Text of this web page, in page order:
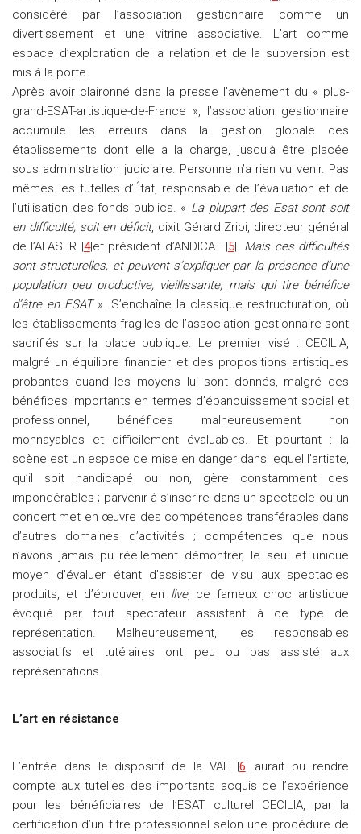
considéré par l’association gestionnaire comme un
divertissement et une vitrine associative. L’art comme
espace d’exploration de la relation et de la subversion est
mis à la porte.
Après avoir claironné dans la presse l’avènement du « plus-
grand-ESAT-artistique-de-France », l’association gestionnaire
accumule les erreurs dans la gestion globale des
établissements dont elle a la charge, jusqu’à être placée
sous administration judiciaire. Personne n’a rien vu venir. Pas
mêmes les tutelles d’État, responsable de l’évaluation et de
l’utilisation des fonds publics. « La plupart des Esat sont soit
en difficulté, soit en déficit, dixit Gérard Zribi, directeur général
de l’AFASER |4|et président d’ANDICAT |5|. Mais ces difficultés
sont structurelles, et peuvent s’expliquer par la présence d’une
population peu productive, vieillissante, mais qui tire bénéfice
d’être en ESAT». S’enchaîne la classique restructuration, où
les établissements fragiles de l’association gestionnaire sont
sacrifiés sur la place publique. Le premier visé : CECILIA,
malgré un équilibre financier et des propositions artistiques
probantes quand les moyens lui sont donnés, malgré des
bénéfices importants en termes d’épanouissement social et
professionnel, bénéfices malheureusement non
monnayables et difficilement évaluables. Et pourtant : la
scène est un espace de mise en danger dans lequel l’artiste,
qu’il soit handicapé ou non, gère constamment des
impondérables ; parvenir à s’inscrire dans un spectacle ou un
concert met en œuvre des compétences transférables dans
d’autres domaines d’activités ; compétences que nous
n’avons jamais pu réellement démontrer, le seul et unique
moyen d’évaluer étant d’assister de visu aux spectacles
produits, et d’éprouver, en live, ce fameux choc artistique
évoqué par tout spectateur assistant à ce type de
représentation. Malheureusement, les responsables
associatifs et tutélaires ont peu ou pas assisté aux
représentations.
L’art en résistance
L’entrée dans le dispositif de la VAE |6| aurait pu rendre
compte aux tutelles des importants acquis de l’expérience
pour les bénéficiaires de l’ESAT culturel CECILIA, par la
certification d’un titre professionnel selon une procédure de